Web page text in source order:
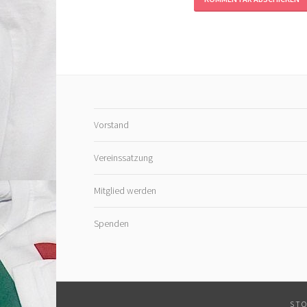
Vorstand
Vereinssatzung
Mitglied werden
Spenden